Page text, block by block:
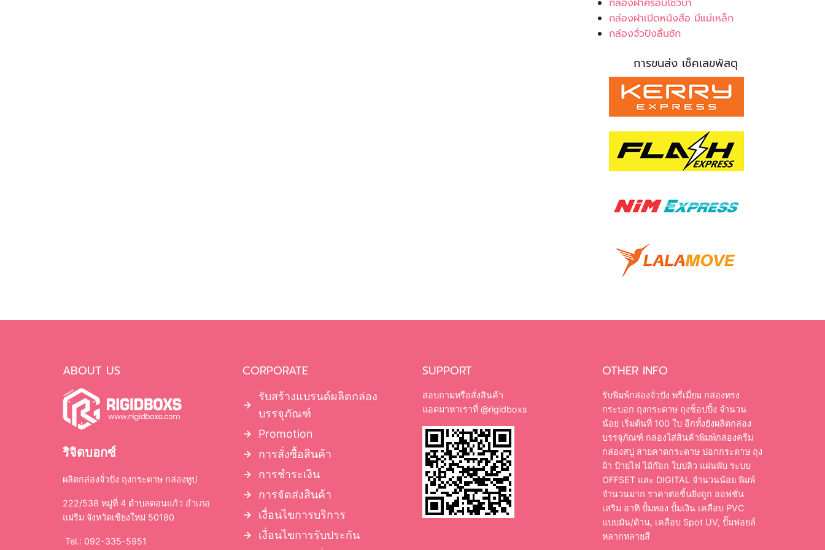
กล่องฝาครอบโชว์บ่า
กล่องฝาเปิดหนังสือ มีแม่เหล็ก
กล่องจั่วปังลิ้นชัก
การขนส่ง เช็คเลขพัสดุ
ABOUT US
ริจิดบอกซ์
ผลิตกล่องจั่วปัง ถุงกระดาษ กล่องทูป
222/538 หมู่ที่ 4 ตำบลดอนแก้ว อำเภอ
แม่ริม จังหวัดเชียงใหม่ 50180
Tel.: 092-335-5951
CORPORATE
รับสร้างแบรนด์ผลิตกล่อง
บรรจุภัณฑ์
Promotion
การสั่งซื้อสินค้า
การชำระเงิน
การจัดส่งสินค้า
เงื่อนไขการบริการ
เงื่อนไขการรับประกัน
SUPPORT
สอบถามหรือสั่งสินค้า
แอดมาหาเราที่ @rigidboxs
OTHER INFO
รับพิมพ์กล่องจั่วปัง พรี่เมี่ยม กล่องทรง
กระบอก ถุงกระดาษ ถุงช็อปปิ้ง จำนวน
น้อย เริ่มต้นที่ 100 ใบ อีกทั้งยังผลิตกล่อง
บรรจุภัณฑ์ กล่องใส่สินค้าพิมพ์กล่องครีม
กล่องสบู่ สายคาดกระดาษ ปอกกระดาษ ถุง
ผ้า ป้ายไฟ ไม้ก๊อก ใบปลิว แผ่นพับ ระบบ
OFFSET และ DIGITAL จำนวนน้อย พิมพ์
จำนวนมาก ราคาต่อชิ้นยิ่งถูก ออฟชั่น
เสริม อาทิ ปั้มทอง ปั้มเงิน เคลือบ PVC
แบบมัน/ด้าน, เคลือบ Spot UV, ปั๊มฟอยล์
หลากหลายสี